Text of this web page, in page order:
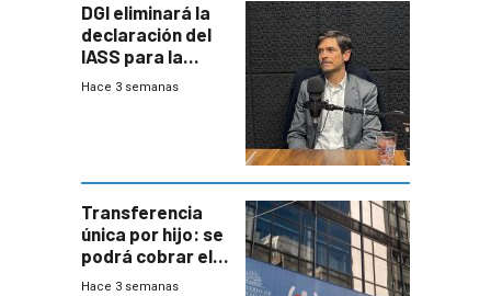
DGI eliminará la
declaración del
IASS para la
mayoría de los
Hace 3 semanas
Transferencia
única por hijo: se
podrá cobrar el
100% en efectivo
Hace 3 semanas